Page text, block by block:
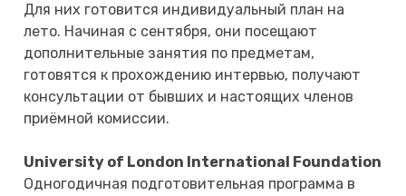
Для них готовится индивидуальный план на
лето. Начиная с сентября, они посещают
дополнительные занятия по предметам,
готовятся к прохождению интервью, получают
консультации от бывших и настоящих членов
приёмной комиссии.
University of London International Foundation
Одногодичная подготовительная программа в